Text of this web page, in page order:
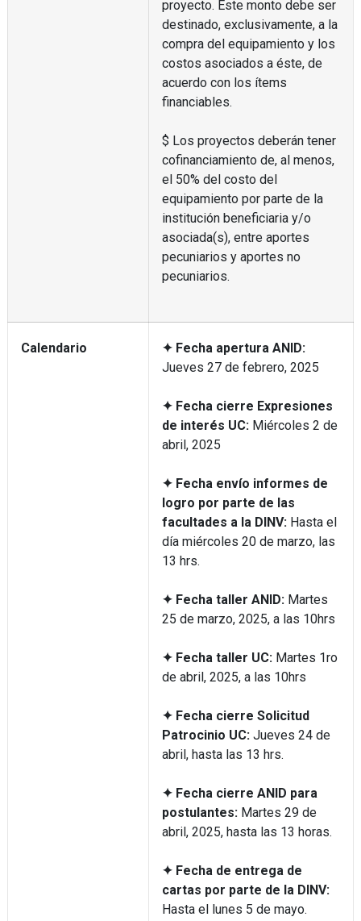
proyecto. Este monto debe ser
destinado, exclusivamente, a la
compra del equipamiento y los
costos asociados a éste, de
acuerdo con los ítems
financiables.
$ Los proyectos deberán tener
cofinanciamiento de, al menos,
el 50% del costo del
equipamiento por parte de la
institución beneficiaria y/o
asociada(s), entre aportes
pecuniarios y aportes no
pecuniarios.
Calendario
✦ Fecha apertura ANID:
Jueves 27 de febrero, 2025
✦ Fecha cierre Expresiones
de interés UC:Miércoles 2 de
abril, 2025
✦ Fecha envío informes de
logro por parte de las
facultades a la DINV:Hasta el
día miércoles 20 de marzo, las
13 hrs.
✦ Fecha taller ANID:Martes
25 de marzo, 2025, a las 10hrs
✦ Fecha taller UC:Martes 1ro
de abril, 2025, a las 10hrs
✦ Fecha cierre Solicitud
Patrocinio UC:Jueves 24 de
abril, hasta las 13 hrs.
✦ Fecha cierre ANID para
postulantes:Martes 29 de
abril, 2025, hasta las 13 horas.
✦ Fecha de entrega de
cartas por parte de la DINV:
Hasta el lunes 5 de mayo.